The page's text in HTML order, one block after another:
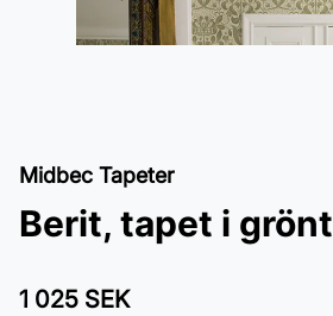
Midbec Tapeter
Berit, tapet i grönt
1 025 SEK